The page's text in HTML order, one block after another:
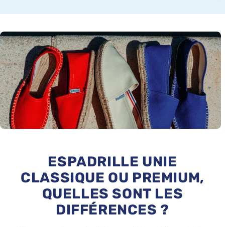
ESPADRILLE UNIE
CLASSIQUE OU PREMIUM,
QUELLES SONT LES
DIFFÉRENCES ?